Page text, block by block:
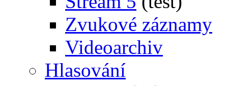
Zvukové záznamy
Videoarchiv
Hlasování